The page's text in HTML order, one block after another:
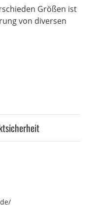
Größen ist
von diversen